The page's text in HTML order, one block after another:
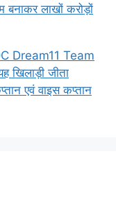
बनाकर लाखों करोड़ों
Dream11 Team
जीता
एवं वाइस कप्तान